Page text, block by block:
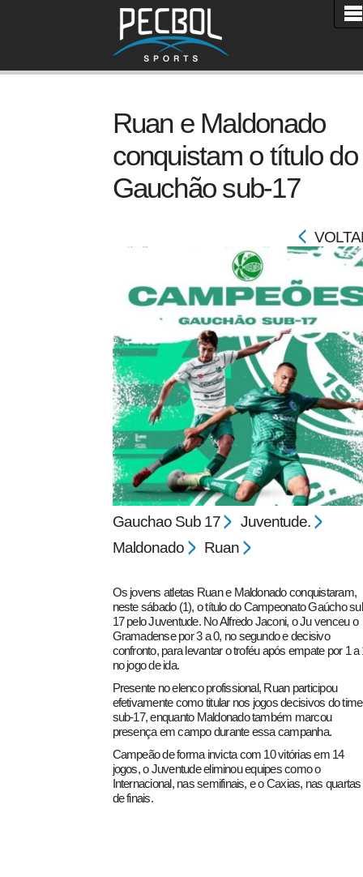
pecbol.com
Ruan e Maldonado
conquistam o título do
Gauchão sub-17
Gauchao Sub 17
Juventude.
Maldonado
Ruan
Os jovens atletas Ruan e Maldonado conquistaram,
neste sábado (1), o título do Campeonato Gaúcho
17 pelo Juventude. No Alfredo Jaconi, o Ju venceu o
Gramadense por 3 a 0, no segundo e decisivo
confronto, para levantar o troféu após empate por 1 a
no jogo de ida.
Presente no elenco profissional, Ruan participou
efetivamente como titular nos jogos decisivos do time
sub-17, enquanto Maldonado também marcou
presença em campo durante essa campanha.
Campeão de forma invicta com 10 vitórias em 14
jogos, o Juventude eliminou equipes como o
Internacional, nas semifinais, e o Caxias, nas quartas
de finais.